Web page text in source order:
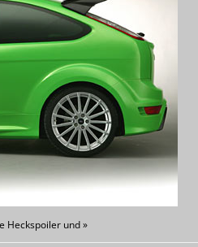
Heckspoiler und »